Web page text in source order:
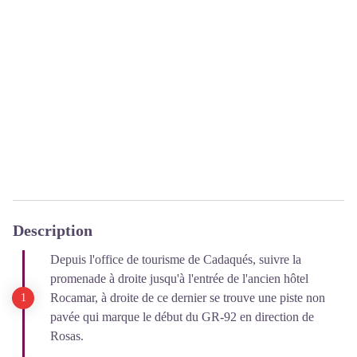
Description
Depuis l'office de tourisme de Cadaqués, suivre la
promenade à droite jusqu'à l'entrée de l'ancien hôtel
Rocamar, à droite de ce dernier se trouve une piste non
pavée qui marque le début du GR-92 en direction de
Rosas.